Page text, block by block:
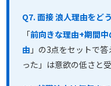
Q7. 面接 浪人理由をど
「前向きな理由+期間
由 」の3点をセットで
った」は意欲の低さと